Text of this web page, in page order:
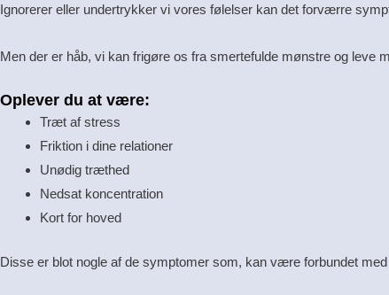
Ignorerer eller undertrykker vi vores følelser kan det forværre
Men der er håb, vi kan frigøre os fra smertefulde mønstre og leve
Oplever du at være:
Træt af stress
Friktion i dine relationer
Unødig træthed
Nedsat koncentration
Kort for hoved
Disse er blot nogle af de symptomer som, kan være forbundet